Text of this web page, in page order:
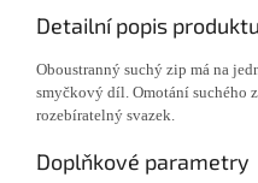
Detailní popis produktu
Oboustranný suchý zip má na
smyčkový díl. Omotání suchého
rozebíratelný svazek.
Doplňkové parametry